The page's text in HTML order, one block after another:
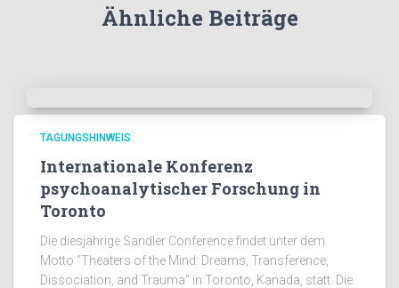
Ähnliche Beiträge
TAGUNGSHINWEIS
Internationale Konferenz
psychoanalytischer Forschung in
Toronto
Die diesjährige Sandler Conference findet unter dem
Motto “Theaters of the Mind: Dreams, Transference,
Dissociation, and Trauma” in Toronto, Kanada, statt. Die